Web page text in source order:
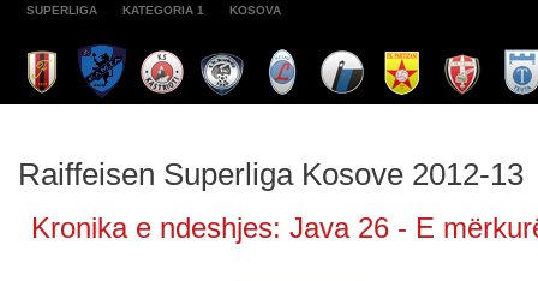
SUPERLIGA KATEGORIA 1 KOSOVA
Raiffeisen Superliga Kosove 2012-13
Kronika e ndeshjes: Java 26 - E